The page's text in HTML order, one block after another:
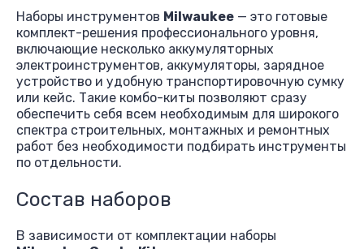
Наборы инструментов Milwaukee — это готовые
комплект-решения профессионального уровня,
включающие несколько аккумуляторных
электроинструментов, аккумуляторы, зарядное
устройство и удобную транспортировочную сумку
или кейс. Такие комбо-киты позволяют сразу
обеспечить себя всем необходимым для широкого
спектра строительных, монтажных и ремонтных
работ без необходимости подбирать инструменты
по отдельности.
Состав наборов
В зависимости от комплектации наборы